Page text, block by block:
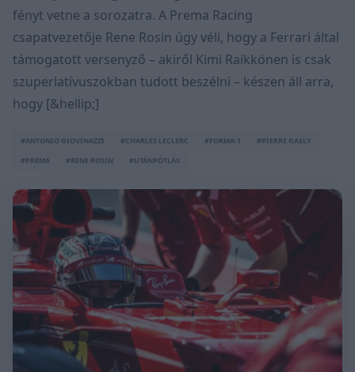
fényt vetne a sorozatra. A Prema Racing
csapatvezetője Rene Rosin úgy véli, hogy a Ferrari által
támogatott versenyző – akiről Kimi Raikkönen is csak
szuperlatívuszokban tudott beszélni – készen áll arra,
hogy [&hellip;]
#ANTONIO GIOVINAZZI #CHARLES LECLERC #FORMA-1
#PIERRE GASLY
#PREMA
#RENE ROSIN #UTÁNPÓTLÁS